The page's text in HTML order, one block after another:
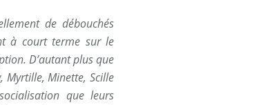
de débouchés
à court terme sur le
D’autant plus que
Myrtille, Minette, Scille
que leurs